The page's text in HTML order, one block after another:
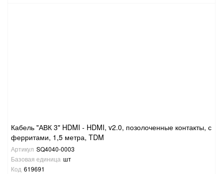
Кабель "АВК 3" HDMI - HDMI, v2.0, позолоченные контакты, с
ферритами, 1,5 метра, TDM
Артикул SQ4040-0003
Базовая единица шт
Код 619691